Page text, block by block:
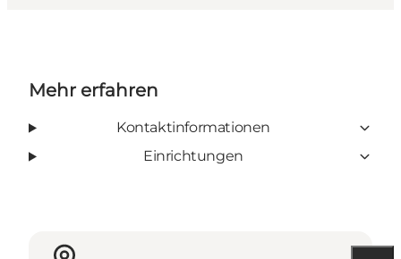
Mehr erfahren
Kontaktinformationen
Einrichtungen